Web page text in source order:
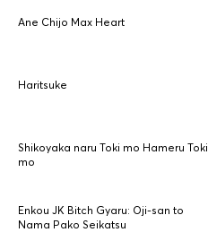
Ane Chijo Max Heart
Haritsuke
Shikoyaka naru Toki mo Hameru Toki
mo
Enkou JK Bitch Gyaru: Oji-san to
Nama Pako Seikatsu